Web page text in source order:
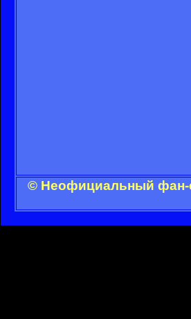
© Неофициальный фан-